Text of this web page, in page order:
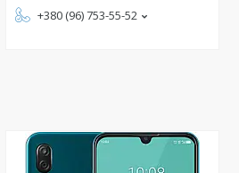
+380 (96) 753-55-52